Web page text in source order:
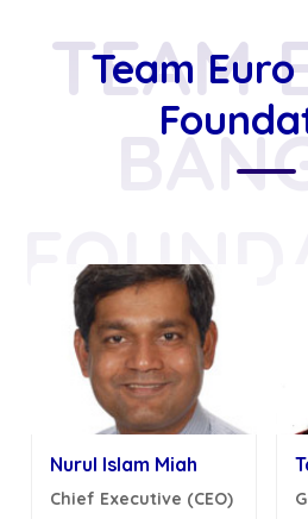
Team
TEAM
Nurul Islam Miah
Chief Executive (CEO)